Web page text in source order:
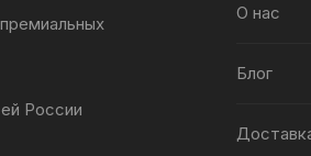
России
О нас
Блог